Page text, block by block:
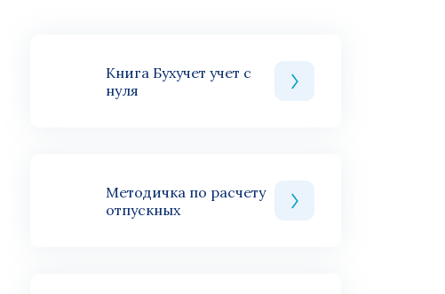
Книга Бухучет учет с
нуля
Методичка по расчету
отпускных